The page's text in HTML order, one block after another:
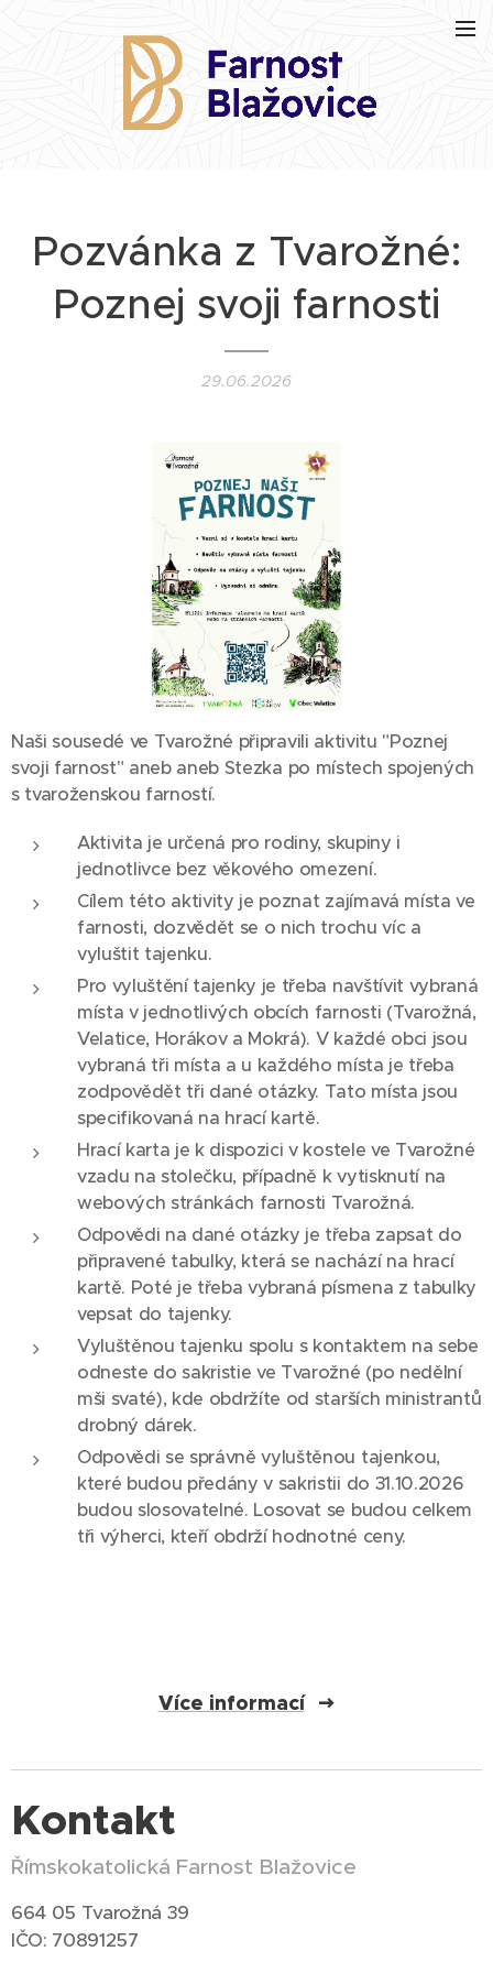
Pozvánka z Tvarožné:
Poznej svoji farnosti
29.06.2026
Naši sousedé ve Tvarožné připravili aktivitu "Poznej
svoji farnost" aneb aneb Stezka po místech spojených
s tvaroženskou farností.
Aktivita je určená pro rodiny, skupiny i
jednotlivce bez věkového omezení.
Cílem této aktivity je poznat zajímavá místa ve
farnosti, dozvědět se o nich trochu víc a
vyluštit tajenku.
Pro vyluštění tajenky je třeba navštívit vybraná
místa v jednotlivých obcích farnosti (Tvarožná,
Velatice, Horákov a Mokrá). V každé obci jsou
vybraná tři místa a u každého místa je třeba
zodpovědět tři dané otázky. Tato místa jsou
specifikovaná na hrací kartě.
Hrací karta je k dispozici v kostele ve Tvarožné
vzadu na stolečku, případně k vytisknutí na
webových stránkách farnosti Tvarožná.
Odpovědi na dané otázky je třeba zapsat do
připravené tabulky, která se nachází na hrací
kartě. Poté je třeba vybraná písmena z tabulky
vepsat do tajenky.
Vyluštěnou tajenku spolu s kontaktem na sebe
odneste do sakristie ve Tvarožné (po nedělní
mši svaté), kde obdržíte od starších ministrantů
drobný dárek.
Odpovědi se správně vyluštěnou tajenkou,
které budou předány v sakristii do 31.10.2026
budou slosovatelné. Losovat se budou celkem
tři výherci, kteří obdrží hodnotné ceny.
Více informací
Kontakt
Římskokatolická Farnost Blažovice
664 05 Tvarožná 39
IČO: 70891257